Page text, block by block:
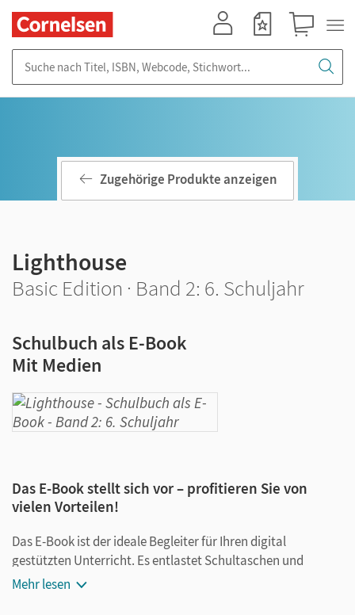
Zugehörige Produkte anzeigen
Lighthouse
Basic Edition · Band 2: 6. Schuljahr
Schulbuch als E-Book
Mit Medien
Das E-Book stellt sich vor – profitieren Sie von
vielen Vorteilen!
Das E-Book ist der ideale Begleiter für Ihren digital
gestützten Unterricht. Es entlastet Schultaschen und
Rucksäcke und ist jederzeit unkompliziert verfügbar.
Mehr lesen